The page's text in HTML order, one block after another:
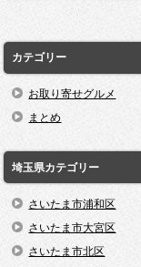
カテゴリー
お取り寄せグルメ
まとめ
埼玉県カテゴリー
さいたま市浦和区
さいたま市大宮区
さいたま市北区